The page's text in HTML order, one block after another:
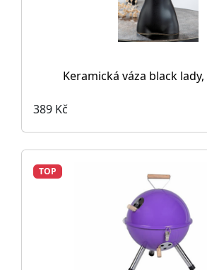
Keramická váza black
389 Kč
TOP